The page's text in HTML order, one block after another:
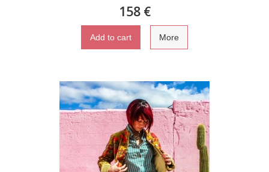
158 €
Add to cart More